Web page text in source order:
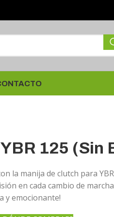
125 (Sin
la manija de clutch para
en cada cambio de
y emocionante!